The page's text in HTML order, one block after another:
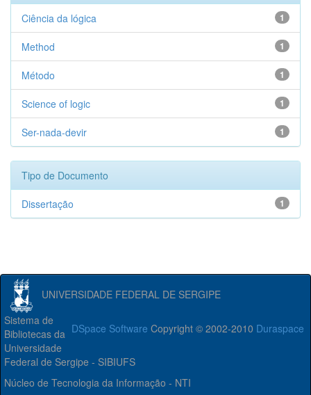
1
Ciência da lógica
1
Method
1
Método
1
Science of logic
1
Ser-nada-devir
Tipo de Documento
1
Dissertação
UNIVERSIDADE FEDERAL DE SERGIPE
DSpace Software Copyright © 2002-2010 Duraspace
Sistema de
Bibliotecas da
Universidade
Federal de Sergipe - SIBIUFS
Núcleo de Tecnologia da Informação - NTI